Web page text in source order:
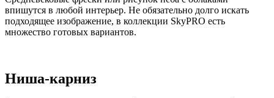
впишутся в любой интерьер. Не обязательно долго искать
подходящее изображение, в коллекции SkyPRO есть
множество готовых вариантов.
Ниша-карниз